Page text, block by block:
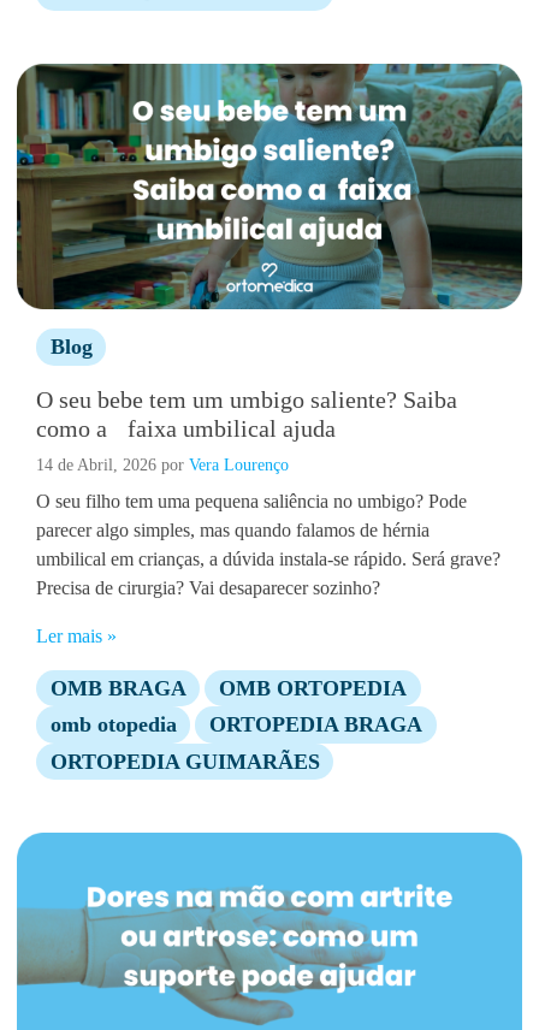
Blog
O seu bebe tem um umbigo saliente? Saiba
como a faixa umbilical ajuda
14 de Abril, 2026 por Vera Lourenço
O seu filho tem uma pequena saliência no umbigo? Pode
parecer algo simples, mas quando falamos de hérnia
umbilical em crianças, a dúvida instala-se rápido. Será grave?
Precisa de cirurgia? Vai desaparecer sozinho?
Ler mais »
OMB BRAGA
OMB ORTOPEDIA
omb otopedia
ORTOPEDIA BRAGA
ORTOPEDIA GUIMARÃES